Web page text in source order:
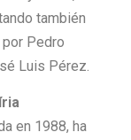
también
Pedro
Luis Pérez.
en 1988, ha